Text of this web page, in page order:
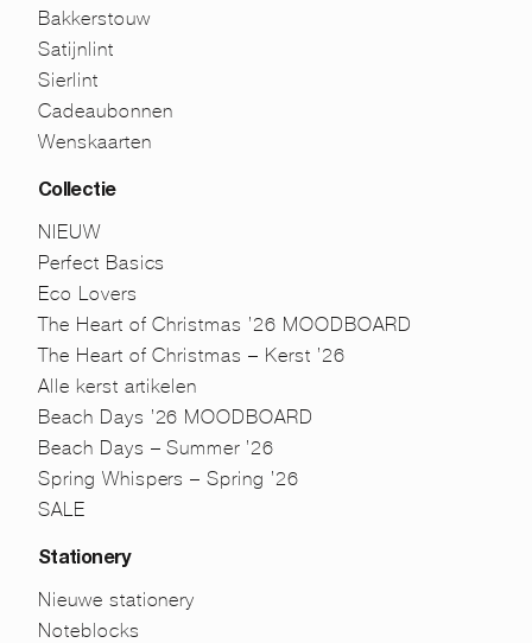
Bakkerstouw
Satijnlint
Sierlint
Cadeaubonnen
Wenskaarten
Collectie
NIEUW
Perfect Basics
Eco Lovers
The Heart of Christmas ’26 MOODBOARD
The Heart of Christmas – Kerst ’26
Alle kerst artikelen
Beach Days ’26 MOODBOARD
Beach Days – Summer ’26
Spring Whispers – Spring ’26
SALE
Stationery
Nieuwe stationery
Noteblocks